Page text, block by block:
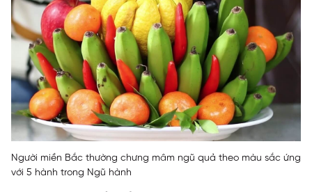
Người miền Bắc thường chưng mâm ngũ quả theo màu sắc ứng
với 5 hành trong Ngũ hành